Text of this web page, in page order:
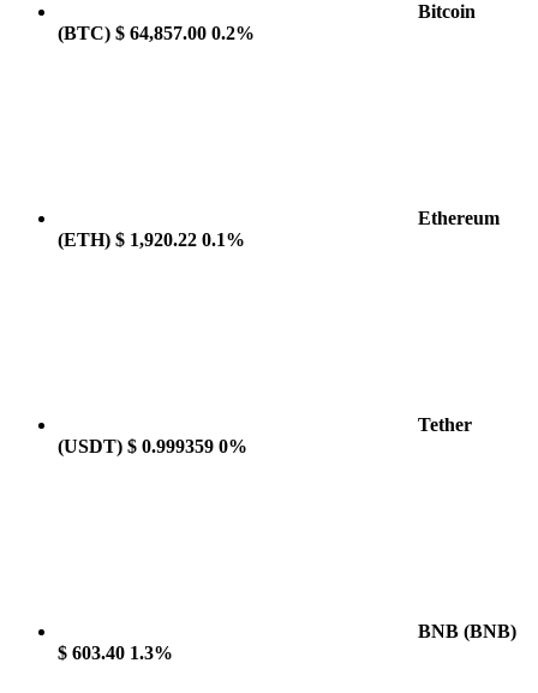
Bitcoin
(BTC) $ 64,857.00 0.2%
Ethereum
(ETH) $ 1,920.22 0.1%
Tether
(USDT) $ 0.999359 0%
BNB (BNB)
$ 603.40 1.3%